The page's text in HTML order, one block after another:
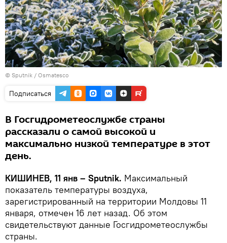
© Sputnik / Osmatesco
Подписаться
В Госгидрометеослужбе страны
рассказали о самой высокой и
максимально низкой температуре в этот
день.
КИШИНЕВ, 11 янв – Sputnik. Максимальный
показатель температуры воздуха,
зарегистрированный на территории Молдовы 11
января, отмечен 16 лет назад. Об этом
свидетельствуют данные Госгидрометеослужбы
страны.